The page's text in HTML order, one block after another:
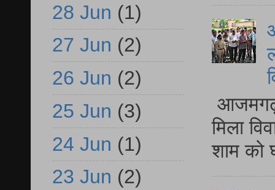
आजमगढ़
मिला
शाम को
28 Jun (1)
27 Jun (2)
26 Jun (2)
25 Jun (3)
24 Jun (1)
23 Jun (2)